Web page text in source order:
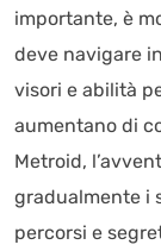
importante, è
deve navigare
visori e abilità
aumentano di
Metroid,
gradualmente i
percorsi e